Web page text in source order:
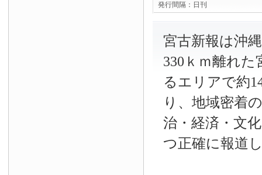
発行間隔： 日刊
宮古新報は沖
330ｋｍ離れ
るエリアで約
り、地域密着
治・経済・文
つ正確に報道